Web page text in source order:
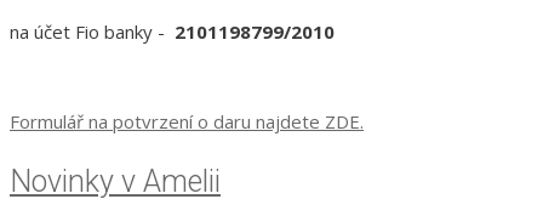
na účet Fio banky - 2101198799/2010
Formulář na potvrzení o daru najdete ZDE.
Novinky v Amelii